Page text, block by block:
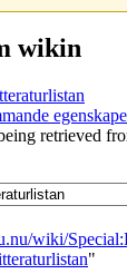
wikin
retrieved
wiki/
"